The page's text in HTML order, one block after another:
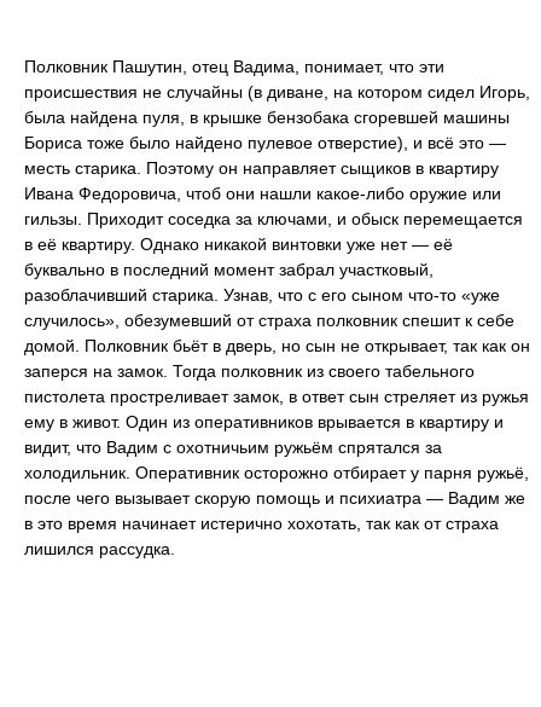
Полковник Пашутин, отец Вадима, понимает, что эти
происшествия не случайны (в диване, на котором сидел Игорь,
была найдена пуля, в крышке бензобака сгоревшей машины
Бориса тоже было найдено пулевое отверстие), и всё это —
месть старика. Поэтому он направляет сыщиков в квартиру
Ивана Федоровича, чтоб они нашли какое-либо оружие или
гильзы. Приходит соседка за ключами, и обыск перемещается
в её квартиру. Однако никакой винтовки уже нет — её
буквально в последний момент забрал участковый,
разоблачивший старика. Узнав, что с его сыном что-то «уже
случилось», обезумевший от страха полковник спешит к себе
домой. Полковник бьёт в дверь, но сын не открывает, так как он
заперся на замок. Тогда полковник из своего табельного
пистолета простреливает замок, в ответ сын стреляет из ружья
ему в живот. Один из оперативников врывается в квартиру и
видит, что Вадим с охотничьим ружьём спрятался за
холодильник. Оперативник осторожно отбирает у парня ружьё,
после чего вызывает скорую помощь и психиатра — Вадим же
в это время начинает истерично хохотать, так как от страха
лишился рассудка.